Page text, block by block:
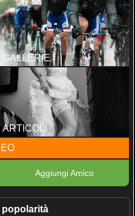
GALLERIE
ARTICOLI
Aggiungi Amico
popolarità